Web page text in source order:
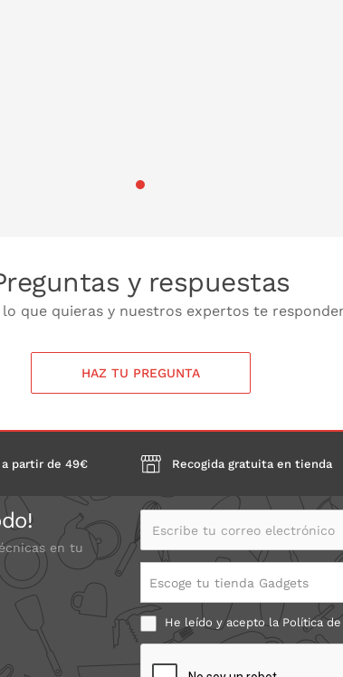
y respuestas
que quieras y nuestros expertos te
HAZ TU PREGUNTA
partir de 49€ Recogida gratuita en tienda
en tu
Escribe tu correo electrónico
Escoge tu tienda Gadgets
He leído y acepto la Política